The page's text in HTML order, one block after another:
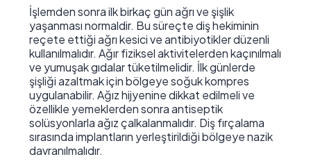
İşlemden sonra ilk birkaç gün ağrı ve şişlik
yaşanması normaldir. Bu süreçte diş hekiminin
reçete ettiği ağrı kesici ve antibiyotikler düzenli
kullanılmalıdır. Ağır fiziksel aktivitelerden kaçınılmalı
ve yumuşak gıdalar tüketilmelidir. İlk günlerde
şişliği azaltmak için bölgeye soğuk kompres
uygulanabilir. Ağız hijyenine dikkat edilmeli ve
özellikle yemeklerden sonra antiseptik
solüsyonlarla ağız çalkalanmalıdır. Diş fırçalama
sırasında implantların yerleştirildiği bölgeye nazik
davranılmalıdır.